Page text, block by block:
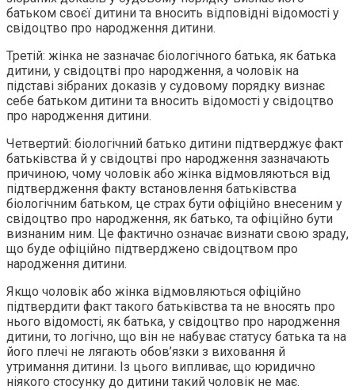
батьком своєї дитини та вносить відповідні відомості у
свідоцтво про народження дитини.
Третій: жінка не зазначає біологічного батька, як батька
дитини, у свідоцтві про народження, а чоловік на
підставі зібраних доказів у судовому порядку визнає
себе батьком дитини та вносить відомості у свідоцтво
про народження дитини.
Четвертий: біологічний батько дитини підтверджує факт
батьківства й у свідоцтві про народження зазначають
причиною, чому чоловік або жінка відмовляються від
підтвердження факту встановлення батьківства
біологічним батьком, це страх бути офіційно внесеним у
свідоцтво про народження, як батько, та офіційно бути
визнаним ним. Це фактично означає визнати свою зраду,
що буде офіційно підтверджено свідоцтвом про
народження дитини.
Якщо чоловік або жінка відмовляються офіційно
підтвердити факт такого батьківства та не вносять про
нього відомості, як батька, у свідоцтво про народження
дитини, то логічно, що він не набуває статусу батька та на
його плечі не лягають обов’язки з виховання й
утримання дитини. Із цього випливає, що юридично
ніякого стосунку до дитини такий чоловік не має.